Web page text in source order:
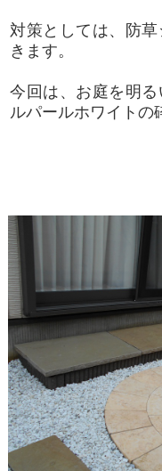
対策としては、防草
きます。
今回は、お庭を明
ルパールホワイトの